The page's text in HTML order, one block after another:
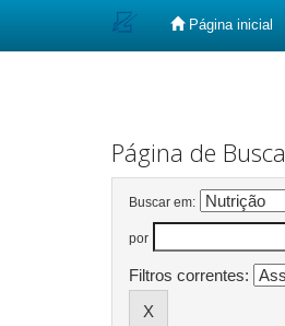
Página inicial
Página de Busca
Buscar em:
por
Filtros correntes: